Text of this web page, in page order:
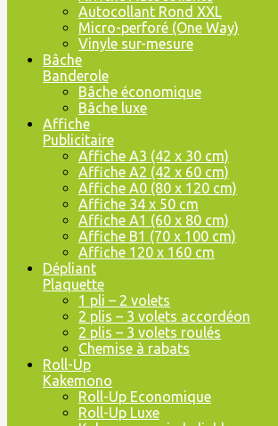
Autocollant Rond XXL
Micro-perforé (One Way)
Vinyle sur-mesure
Bâche
Banderole
Bâche économique
Bâche luxe
Affiche
Publicitaire
Affiche A3 (42 x 30 cm)
Affiche A2 (42 x 60 cm)
Affiche A0 (80 x 120 cm)
Affiche 34 x 50 cm
Affiche A1 (60 x 80 cm)
Affiche B1 (70 x 100 cm)
Affiche 120 x 160 cm
Dépliant
Plaquette
1 pli – 2 volets
2 plis – 3 volets accordéon
2 plis – 3 volets roulés
Chemise à rabats
Roll-Up
Kakemono
Roll-Up Economique
Roll-Up Luxe